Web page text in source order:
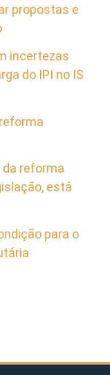
propostas e
incertezas
do IPI no IS
reforma
está
para o